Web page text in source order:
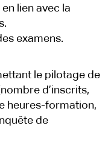
lien avec la
examens.
le pilotage de
d’inscrits,
heures-formation,
de